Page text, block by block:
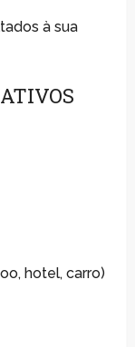
à sua
hotel, carro)